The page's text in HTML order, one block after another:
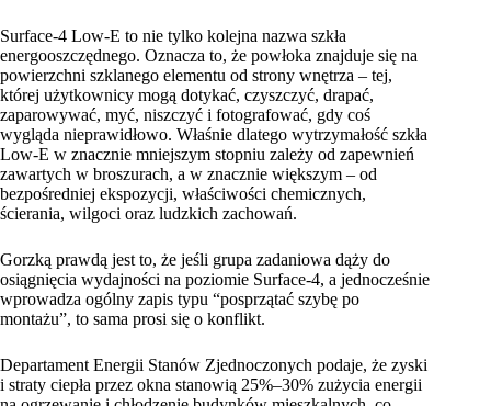
Surface-4 Low-E to nie tylko kolejna nazwa szkła
energooszczędnego. Oznacza to, że powłoka znajduje się na
powierzchni szklanego elementu od strony wnętrza – tej,
której użytkownicy mogą dotykać, czyszczyć, drapać,
zaparowywać, myć, niszczyć i fotografować, gdy coś
wygląda nieprawidłowo. Właśnie dlatego wytrzymałość szkła
Low-E w znacznie mniejszym stopniu zależy od zapewnień
zawartych w broszurach, a w znacznie większym – od
bezpośredniej ekspozycji, właściwości chemicznych,
ścierania, wilgoci oraz ludzkich zachowań.
Gorzką prawdą jest to, że jeśli grupa zadaniowa dąży do
osiągnięcia wydajności na poziomie Surface-4, a jednocześnie
wprowadza ogólny zapis typu “posprzątać szybę po
montażu”, to sama prosi się o konflikt.
Departament Energii Stanów Zjednoczonych podaje, że zyski
i straty ciepła przez okna stanowią 25%–30% zużycia energii